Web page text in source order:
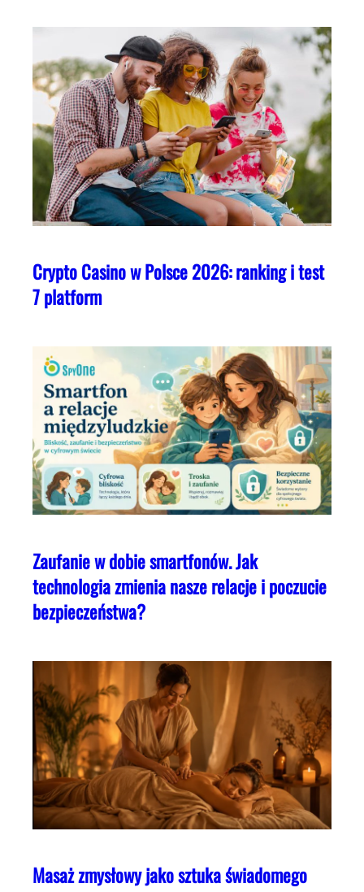
Crypto Casino w Polsce 2026: ranking i test
7 platform
Zaufanie w dobie smartfonów. Jak
technologia zmienia nasze relacje i poczucie
bezpieczeństwa?
Masaż zmysłowy jako sztuka świadomego